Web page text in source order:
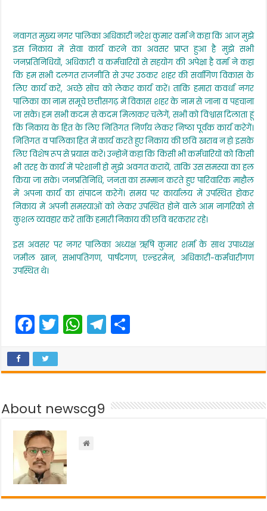
नवागत मुख्य नगर पालिका अधिकारी नरेश कुमार वर्मा ने कहा कि आज मुझे
इस निकाय में सेवा कार्य करने का अवसर प्राप्त हुआ है मुझे सभी
जनप्रतिनिधियों, अधिकारी व कर्मचारियों से सहयोग की अपेक्षा है वर्मा ने कहा
कि हम सभी दलगत राजनीति से उपर उठकर शहर की सर्वागिण विकास के
लिए कार्य करें, अच्छे सोंच को लेकर कार्य करें। ताकि हमारा कवर्धा नगर
पालिका का नाम समूचे छत्तीसगढ़ में विकास शहर के नाम से जाना व पहचाना
जा सके। हम सभी कदम से कदम मिलाकर चलेगें, सभी को विश्वास दिलाता हूं
कि निकाय के हित के लिए नितिगत निर्णय लेकर निष्ठा पूर्वक कार्य करेगें।
नितिगत व पालिका हित में कार्य करते हुए निकाय की छवि खराब न हो इसके
लिए विशेष रूप से प्रयास करें। उन्होनें कहा कि किसी भी कर्मचारियों को किसी
भी तरह के कार्य में परेशानी हो मुझे अवगत करायें, ताकि उस समस्या का हल
किया जा सके। जनप्रतिनिधि, जनता का सम्मान करते हुए पारिवारिक माहौल
में अपना कार्य का संपादन करेगें। समय पर कार्यालय में उपस्थित होकर
निकाय में अपनी समस्याओं को लेकर उपस्थित होनें वाले आम नागरिकों से
कुशल व्यवहार करें ताकि हमारी निकाय की छवि बरकरार रहे।
इस अवसर पर नगर पालिका अध्यक्ष ऋषि कुमार शर्मा के साथ उपाध्यक्ष
जमील खान, सभापतिगण, पार्षदगण, एल्डरमेन, अधिकारी-कर्मचारीगण
उपस्थित थे।
F
a
c
e
b
o
o
k
T
w
er
W
h
ts
A
p
p
T
el
gr
a
e
About newscg9